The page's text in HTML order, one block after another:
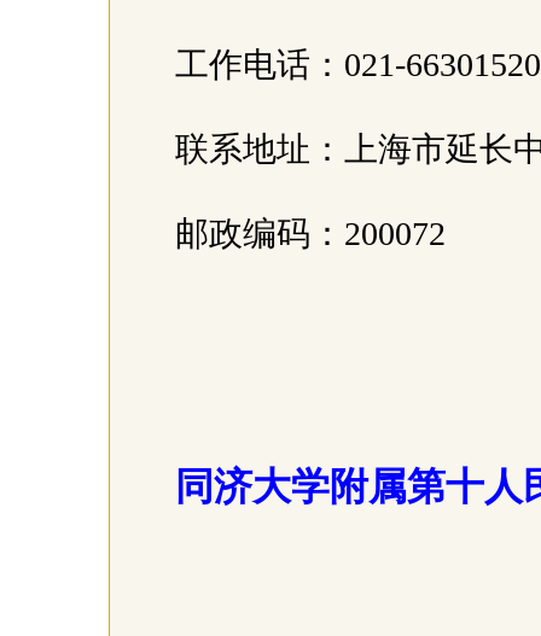
工作电话：021-
联系地址：上海市延长
邮政编码：200072
同济大学附属第十人